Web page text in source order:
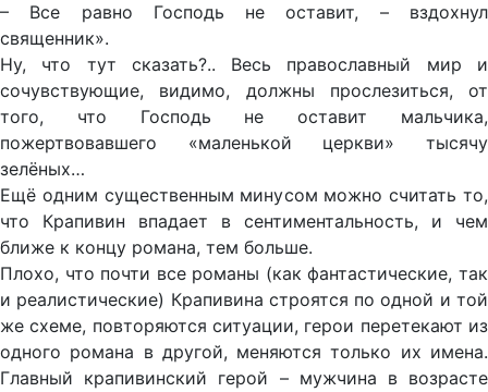
– Все равно Господь не оставит, – вздохнул
священник».
Ну, что тут сказать?.. Весь православный мир и
сочувствующие, видимо, должны прослезиться, от
того, что Господь не оставит мальчика,
пожертвовавшего «маленькой церкви» тысячу
зелёных…
Ещё одним существенным минусом можно считать то,
что Крапивин впадает в сентиментальность, и чем
ближе к концу романа, тем больше.
Плохо, что почти все романы (как фантастические, так
и реалистические) Крапивина строятся по одной и той
же схеме, повторяются ситуации, герои перетекают из
одного романа в другой, меняются только их имена.
Главный крапивинский герой – мужчина в возрасте